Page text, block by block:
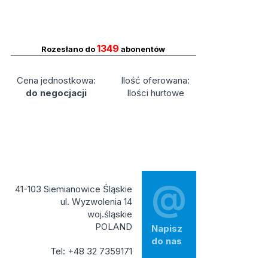
Rozesłano do1349 abonentów
Cena jednostkowa:
do negocjacji
Ilość oferowana:
Ilości hurtowe
41-103 Siemianowice Śląskie
ul. Wyzwolenia 14
woj.śląskie
POLAND
Tel: +48 32 7359171
@
Napisz
do nas